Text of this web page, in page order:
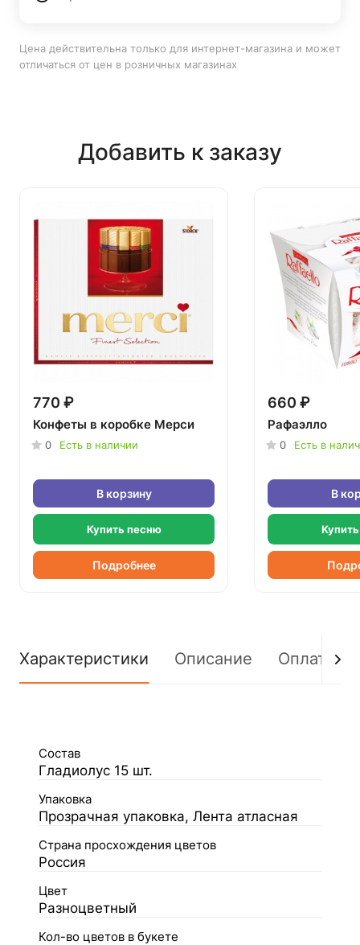
Цена действительна только для интернет-магазина и может
отличаться от цен в розничных магазинах
Добавить к заказу
770 ₽
Конфеты в коробке Мерси
0 Есть в наличии
В корзину
Купить песню
Подробнее
660 ₽
Рафаэлло
0 Есть в
В
Характеристики Описание Оплата
Состав
Гладиолус 15 шт.
Упаковка
Прозрачная упаковка, Лента атласная
Страна просхождения цветов
Россия
Цвет
Разноцветный
Кол-во цветов в букете